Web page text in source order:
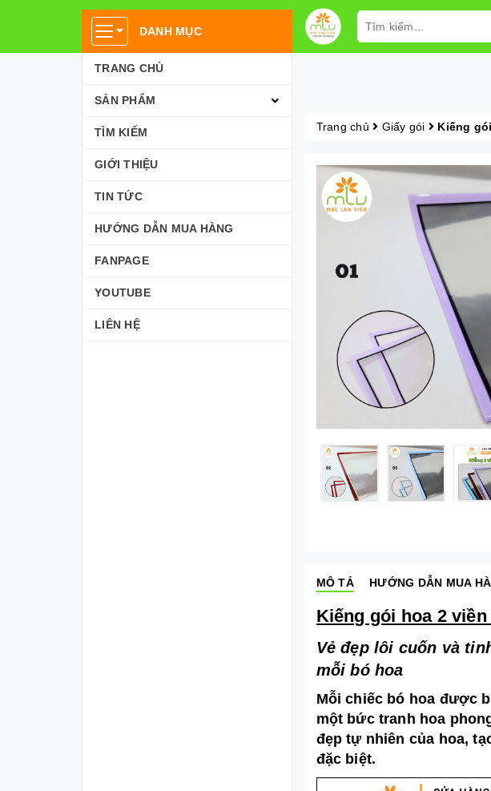
DANH MỤC
TRANG CHỦ
SẢN PHẨM
TÌM KIẾM
GIỚI THIỆU
TIN TỨC
HƯỚNG DẪN MUA HÀNG
FANPAGE
YOUTUBE
LIÊN HỆ
Trang chủ Giấy gói Kiếng
MÔ TẢ HƯỚNG DẪN MUA
Kiếng gói hoa 2
Vẻ đẹp lôi cuốn và
mỗi bó hoa
Mỗi chiếc bó hoa được
một bức tranh hoa
đẹp tự nhiên của hoa,
đặc biệt.